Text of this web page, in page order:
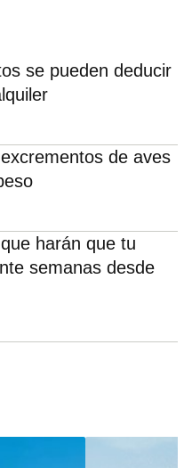
se pueden deducir
de aves
harán que tu
semanas desde